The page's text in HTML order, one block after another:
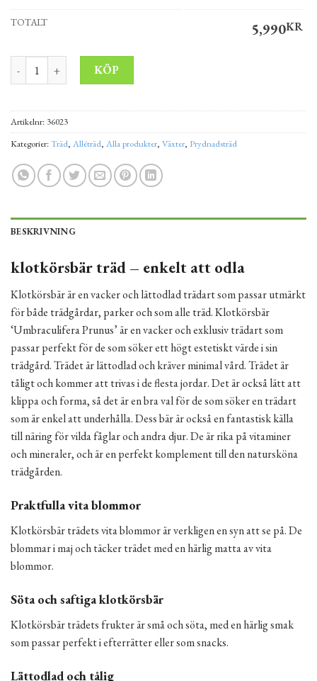
TOTALT 5,990KR
Klotkörsbär 'Umbraculifera Prunus' 270 cm 10-12 mängd
KÖP
Artikelnr: 36023
Kategorier:Träd, Alléträd, Alla produkter, Växter, Prydnadsträd
BESKRIVNING
klotkörsbär träd – enkelt att odla
Klotkörsbär är en vacker och lättodlad trädart som passar utmärkt
för både trädgårdar, parker och som alle träd. Klotkörsbär
‘Umbraculifera Prunus’ är en vacker och exklusiv trädart som
passar perfekt för de som söker ett högt estetiskt värde i sin
trädgård. Trädet är lättodlad och kräver minimal vård. Trädet är
tåligt och kommer att trivas i de flesta jordar. Det är också lätt att
klippa och forma, så det är en bra val för de som söker en trädart
som är enkel att underhålla. Dess bär är också en fantastisk källa
till näring för vilda fåglar och andra djur. De är rika på vitaminer
och mineraler, och är en perfekt komplement till den natursköna
trädgården.
Praktfulla vita blommor
Klotkörsbär trädets vita blommor är verkligen en syn att se på. De
blommar i maj och täcker trädet med en härlig matta av vita
blommor.
Söta och saftiga klotkörsbär
Klotkörsbär trädets frukter är små och söta, med en härlig smak
som passar perfekt i efterrätter eller som snacks.
Lättodlad och tålig